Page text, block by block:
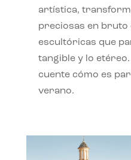
artística,
preciosas en bruto
escultóricas que
tangible y lo
cuente cómo es
verano.